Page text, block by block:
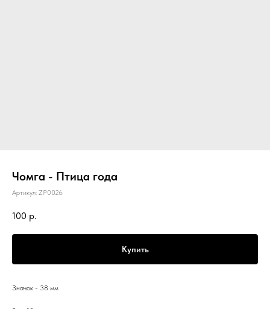
Чомга - Птица года
Артикул: ZP0026
100 р.
Купить
Значок - 38 мм